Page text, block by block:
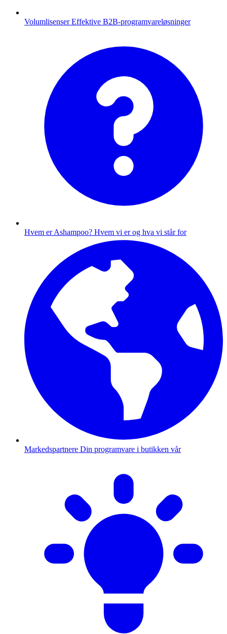
Volumlisenser Effektive B2B-programvareløsninger
Hvem er Ashampoo? Hvem vi er og hva vi står for
Markedspartnere Din programvare i butikken vår